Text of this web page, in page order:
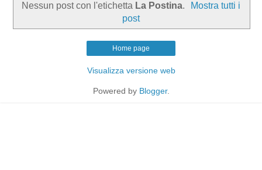
Nessun post con l'etichetta La Postina.
Mostra tutti i
post
Home page
Visualizza versione web
Powered by Blogger.